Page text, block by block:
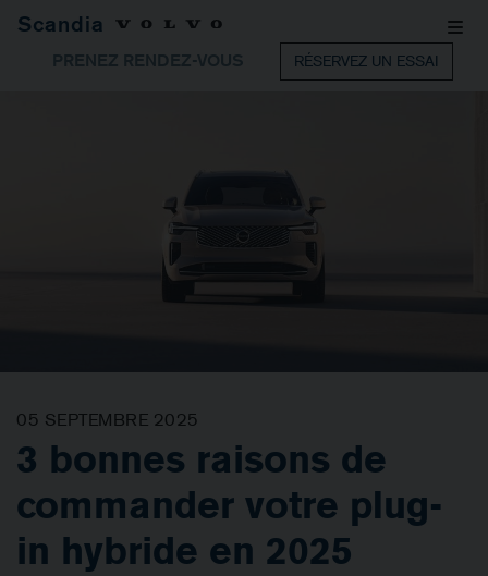
Scandia
PRENEZ RENDEZ-VOUS RÉSERVEZ UN ESSAI
05 SEPTEMBRE 2025
3 bonnes raisons de
commander votre plug-
in hybride en 2025